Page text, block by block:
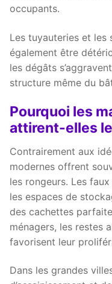
occupants.
Les tuyauteries et les
également être
les dégâts
structure même du
Pourquoi les
attirent-elles
Contrairement aux
modernes offrent
les rongeurs. Les
les espaces de
des cachettes
ménagers, les restes
favorisent leur
Dans les grandes